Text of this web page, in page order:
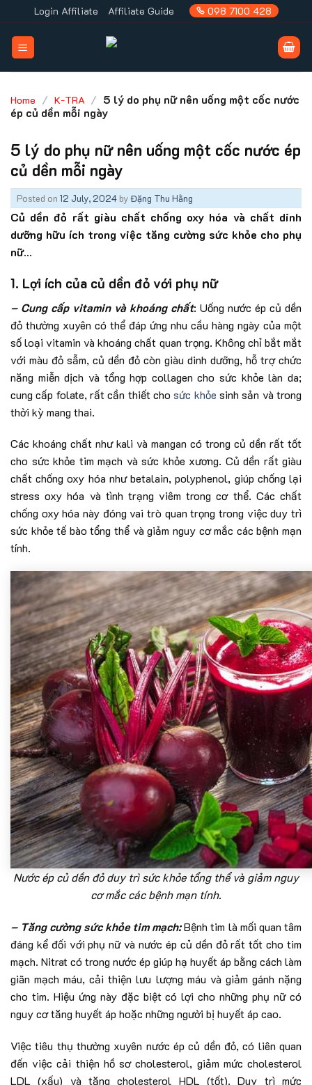
to
content
Login Affiliate Affiliate Guide 098 7100 428
Home / K-TRA / 5 lý do phụ nữ nên uống một cốc nước
ép củ dền mỗi ngày
5 lý do phụ nữ nên uống một cốc nước ép
củ dền mỗi ngày
Posted on 12 July, 2024 byĐặng Thu Hằng
Củ dền đỏ rất giàu chất chống oxy hóa và chất dinh
dưỡng hữu ích trong việc tăng cường sức khỏe cho phụ
nữ…
1. Lợi ích của củ dền đỏ với phụ nữ
– Cung cấp vitamin và khoáng chất: Uống nước ép củ dền
đỏ thường xuyên có thể đáp ứng nhu cầu hàng ngày của một
số loại vitamin và khoáng chất quan trọng. Không chỉ bắt mắt
với màu đỏ sẫm, củ dền đỏ còn giàu dinh dưỡng, hỗ trợ chức
năng miễn dịch và tổng hợp collagen cho sức khỏe làn da;
cung cấp folate, rất cần thiết chosức khỏe sinh sản và trong
thời kỳ mang thai.
Các khoáng chất như kali và mangan có trong củ dền rất tốt
cho sức khỏe tim mạch và sức khỏe xương. Củ dền rất giàu
chất chống oxy hóa như betalain, polyphenol, giúp chống lại
stress oxy hóa và tình trạng viêm trong cơ thể. Các chất
chống oxy hóa này đóng vai trò quan trọng trong việc duy trì
sức khỏe tế bào tổng thể và giảm nguy cơ mắc các bệnh mạn
tính.
Nước ép củ dền đỏ duy trì sức khỏe tổng thể và giảm nguy
cơ mắc các bệnh mạn tính.
– Tăng cường sức khỏe tim mạch:Bệnh tim là mối quan tâm
đáng kể đối với phụ nữ và nước ép củ dền đỏ rất tốt cho tim
mạch. Nitrat có trong nước ép giúp hạ huyết áp bằng cách làm
giãn mạch máu, cải thiện lưu lượng máu và giảm gánh nặng
cho tim. Hiệu ứng này đặc biệt có lợi cho những phụ nữ có
nguy cơ tăng huyết áp hoặc những người bị huyết áp cao.
Việc tiêu thụ thường xuyên nước ép củ dền đỏ, có liên quan
đến việc cải thiện hồ sơ cholesterol, giảm mức cholesterol
LDL (xấu) và tăng cholesterol HDL (tốt). Duy trì mức